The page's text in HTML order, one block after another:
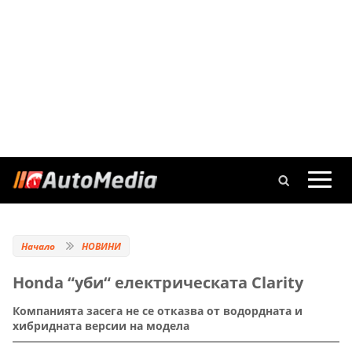
Начало НОВИНИ
Honda “уби“ електрическата Clarity
Компанията засега не се отказва от водордната и
хибридната версии на модела